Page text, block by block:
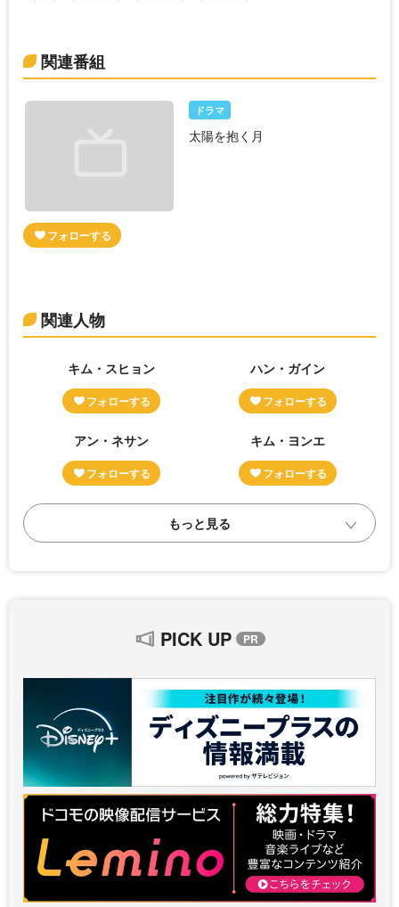
関連番組
ドラマ
太陽を抱く月
関連人物
キム・スヒョン ハン・ガイン
アン・ネサン キム・ヨンエ
PICK UP